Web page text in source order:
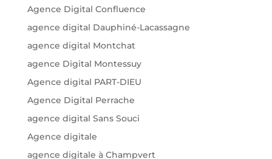
Agence Digital Confluence
agence digital Dauphiné-Lacassagne
agence digital Montchat
agence Digital Montessuy
Agence digital PART-DIEU
Agence Digital Perrache
agence digital Sans Souci
Agence digitale
agence digitale à Champvert